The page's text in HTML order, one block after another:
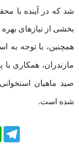
شد که در آینده با
بخشی از نیازهای
همچنین، با توجه به
مازندران، همکاری
صید ماهیان
شده است.